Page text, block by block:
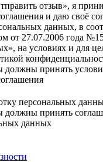
отзыв», я
и даю своё
данных, в
от 27.07.2006 года
на условиях и для
должны принять
персональных
должны принять
данных